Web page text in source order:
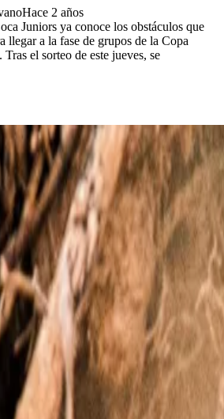
Hace 2 años
Juniors ya conoce los obstáculos que
llegar a la fase de grupos de la Copa
el sorteo de este jueves, se